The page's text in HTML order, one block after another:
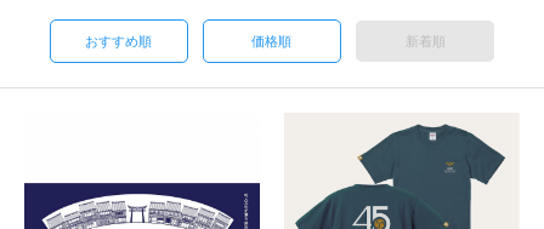
おすすめ順 価格順 新着順